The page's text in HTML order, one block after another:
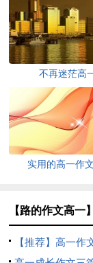
不再迷茫高
实用的高一作
【路的作文高一
【推荐】高一作